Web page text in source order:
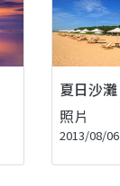
夏日沙灘
照片
2013/08/06